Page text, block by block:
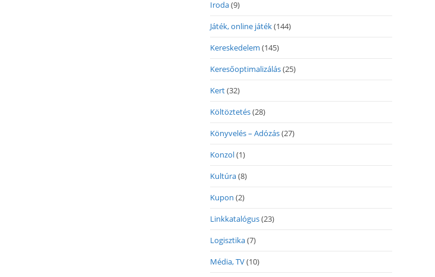
Iroda(9)
Játék, online játék(144)
Kereskedelem (145)
Keresőoptimalizálás(25)
Kert(32)
Költöztetés(28)
Könyvelés – Adózás(27)
Konzol(1)
Kultúra(8)
Kupon (2)
Linkkatalógus(23)
Logisztika(7)
Média, TV(10)